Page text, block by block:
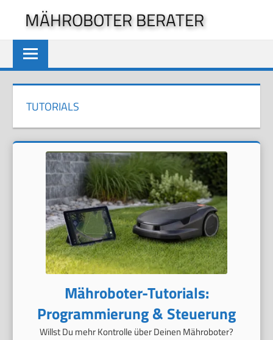
springen
MÄHROBOTER BERATER
TUTORIALS
Mähroboter-Tutorials:
Programmierung & Steuerung
Willst Du mehr Kontrolle über Deinen Mähroboter?